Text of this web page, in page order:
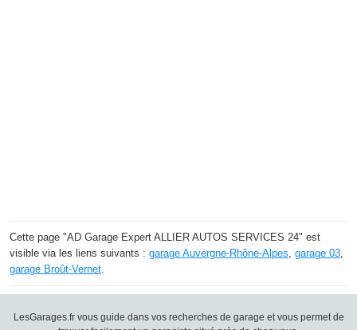
Cette page "AD Garage Expert ALLIER AUTOS SERVICES 24" est
visible via les liens suivants : garage Auvergne-Rhône-Alpes, garage 03,
garage Broût-Vernet.
LesGarages.fr vous guide dans vos recherches de garage et vous permet de